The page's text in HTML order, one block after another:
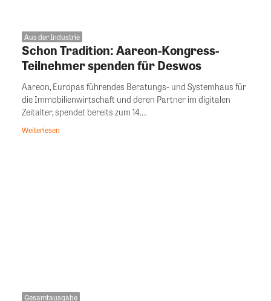
Aus der Industrie
Schon Tradition: Aareon-Kongress-
Teilnehmer spenden für Deswos
Aareon, Europas führendes Beratungs- und Systemhaus für
die Immobilienwirtschaft und deren Partner im digitalen
Zeitalter, spendet bereits zum 14....
Weiterlesen
Gesamtausgabe